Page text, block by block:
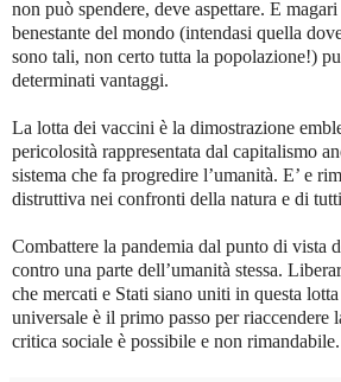
non può spendere, deve aspettare. E
benestante del mondo (intendasi quella
sono tali, non certo tutta la popolazione!)
determinati vantaggi.
La lotta dei vaccini è la dimostrazione
pericolosità rappresentata dal capitalismo
sistema che fa progredire l’umanità. E’ e
distruttiva nei confronti della natura e di
Combattere la pandemia dal punto di vista
contro una parte dell’umanità stessa.
che mercati e Stati siano uniti in questa
universale è il primo passo per riaccendere
critica sociale è possibile e non rimandabile.